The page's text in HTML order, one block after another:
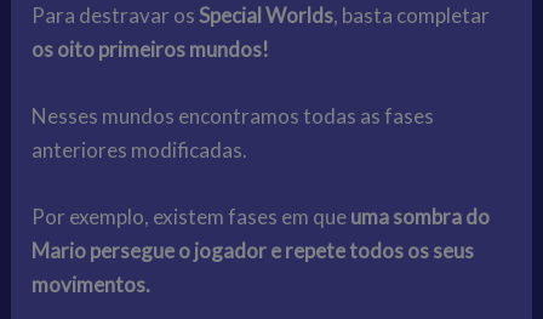
Para destravar osSpecial Worlds, basta completar
os oito primeiros mundos!
Nesses mundos encontramos todas as fases
anteriores modificadas.
Por exemplo, existem fases em queuma sombra do
Mario persegue o jogador e repete todos os seus
movimentos.